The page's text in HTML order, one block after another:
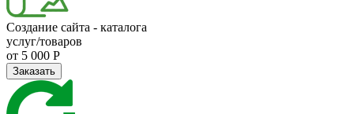
Создание сайта - каталога
услуг/товаров
от 5 000 Р
Заказать